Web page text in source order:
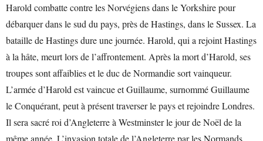
Harold combatte contre les Norvégiens dans le Yorkshire pour
débarquer dans le sud du pays, près de Hastings, dans le Sussex. La
bataille de Hastings dure une journée. Harold, qui a rejoint Hastings
à la hâte, meurt lors de l’affrontement. Après la mort d’Harold, ses
troupes sont affaiblies et le duc de Normandie sort vainqueur.
L’armée d’Harold est vaincue et Guillaume, surnommé Guillaume
le Conquérant, peut à présent traverser le pays et rejoindre Londres.
Il sera sacré roi d’Angleterre à Westminster le jour de Noël de la
même année. L’invasion totale de l’Angleterre par les Normands